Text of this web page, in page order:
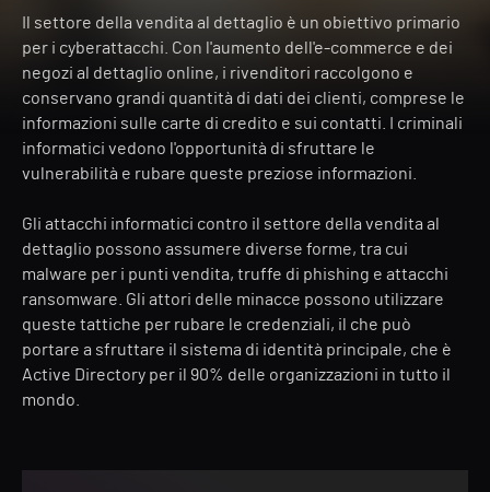
Il settore della vendita al dettaglio è un obiettivo primario
per i cyberattacchi. Con l'aumento dell'e-commerce e dei
negozi al dettaglio online, i rivenditori raccolgono e
conservano grandi quantità di dati dei clienti, comprese le
informazioni sulle carte di credito e sui contatti. I criminali
informatici vedono l'opportunità di sfruttare le
vulnerabilità e rubare queste preziose informazioni.
Gli attacchi informatici contro il settore della vendita al
dettaglio possono assumere diverse forme, tra cui
malware per i punti vendita, truffe di phishing e attacchi
ransomware. Gli attori delle minacce possono utilizzare
queste tattiche per rubare le credenziali, il che può
portare a sfruttare il sistema di identità principale, che è
Active Directory per il 90% delle organizzazioni in tutto il
mondo.